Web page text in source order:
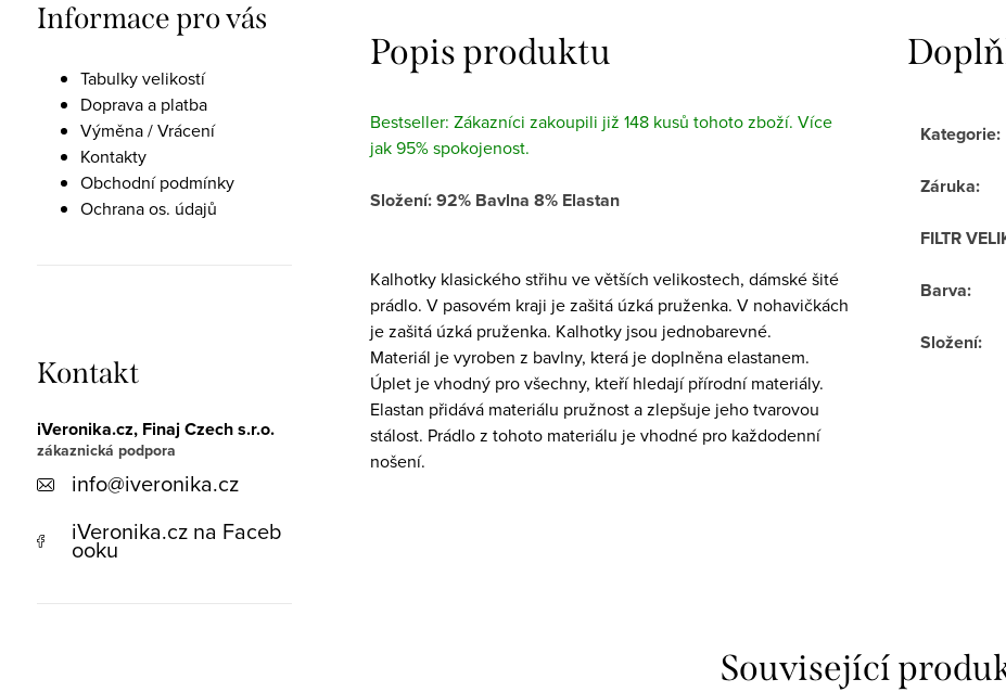
Informace pro vás
Tabulky velikostí
Doprava a platba
Výměna / Vrácení
Kontakty
Obchodní podmínky
Ochrana os. údajů
Kontakt
iVeronika.cz, Finaj Czech s.r.o.
info@iveronika.cz
iVeronika.cz na Faceb
ooku
Popis produktu
Bestseller: Zákazníci zakoupili již 148 kusů tohoto zboží. Více
jak 95% spokojenost.
Složení: 92% Bavlna 8% Elastan
Kalhotky klasického střihu ve větších velikostech, dámské šité
prádlo. V pasovém kraji je zašitá úzká pruženka. V nohavičkách
je zašitá úzká pruženka. Kalhotky jsou jednobarevné.
Materiál je vyroben z bavlny, která je doplněna elastanem.
Úplet je vhodný pro všechny, kteří hledají přírodní materiály.
Elastan přidává materiálu pružnost a zlepšuje jeho tvarovou
stálost. Prádlo z tohoto materiálu je vhodné pro každodenní
nošení.
Kategorie:
Záruka:
FILTR
Barva:
Složení:
Související